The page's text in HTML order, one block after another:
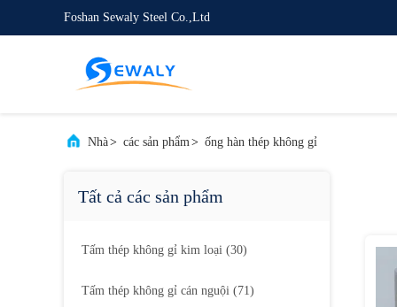
Foshan Sewaly Steel Co.,Ltd
Nhà> các sản phẩm> ống hàn thép không gỉ
Tất cả các sản phẩm
Tấm thép không gỉ kim loại (30)
Tấm thép không gỉ cán nguội (71)